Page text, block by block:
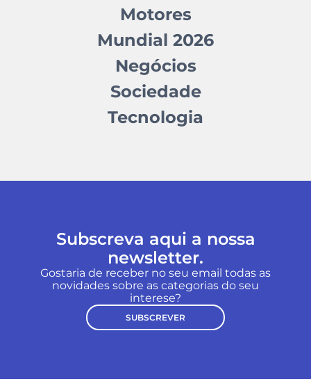
Motores
Mundial 2026
Negócios
Sociedade
Tecnologia
Subscreva aqui a nossa
newsletter.
Gostaria de receber no seu email todas as
novidades sobre as categorias do seu
interese?
SUBSCREVER